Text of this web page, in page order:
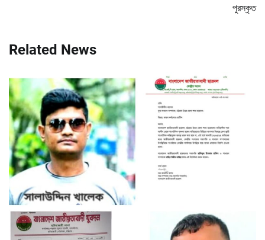
পুরস্কৃত
Related News